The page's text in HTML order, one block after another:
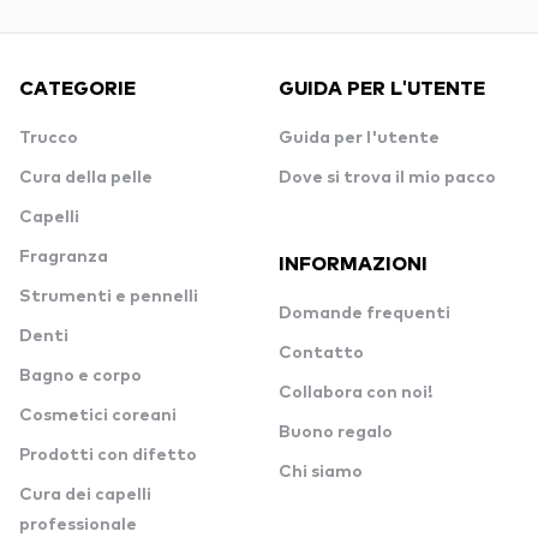
CATEGORIE
Trucco
Cura della pelle
Capelli
Fragranza
Strumenti e pennelli
Denti
Bagno e corpo
Cosmetici coreani
Prodotti con difetto
Cura dei capelli
professionale
GUIDA PER L'UTENTE
Guida per l'utente
Dove si trova il mio pacco
INFORMAZIONI
Domande frequenti
Contatto
Collabora con noi!
Buono regalo
Chi siamo